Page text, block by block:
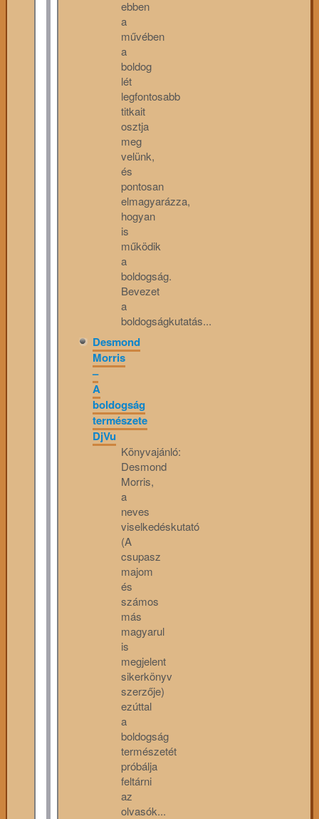
ebben
a
művében
a
boldog
lét
legfontosabb
titkait
osztja
meg
velünk,
és
pontosan
elmagyarázza,
hogyan
is
működik
a
boldogság.
Bevezet
a
boldogságkutatás...
Desmond
Morris
–
A
boldogság
természete
DjVu
Könyvajánló:
Desmond
Morris,
a
neves
viselkedéskutató
(A
csupasz
majom
és
számos
más
magyarul
is
megjelent
sikerkönyv
szerzője)
ezúttal
a
boldogság
természetét
próbálja
feltárni
az
olvasók...